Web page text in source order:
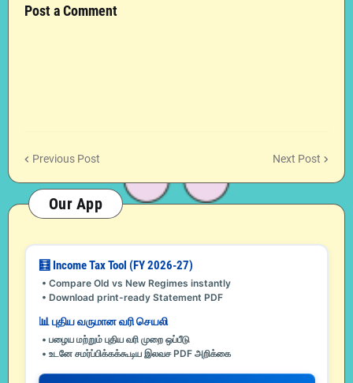
Post a Comment
Previous Post Next Post
Our App
🧮 Income Tax Tool (FY 2026-27)
• Compare Old vs New Regimes instantly
• Download print-ready Statement PDF
📊 புதிய வருமான வரி செயலி
• பழைய மற்றும் புதிய வரி முறை ஒப்பீடு
• உடனே சமர்ப்பிக்கக்கூடிய இலவச PDF அறிக்கை